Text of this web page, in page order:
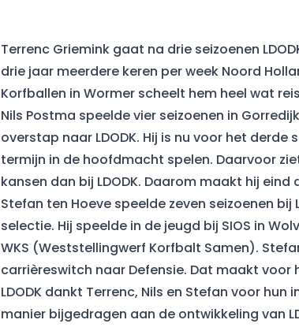
Terrenc Griemink gaat na drie seizoenen
drie jaar meerdere keren per week Noord
Korfballen in Wormer scheelt hem heel wat
Nils Postma speelde vier seizoenen in
overstap naar LDODK. Hij is nu voor het
termijn in de hoofdmacht spelen. Daarvoor
kansen dan bij LDODK. Daarom maakt hij
Stefan ten Hoeve speelde zeven seizoenen bij
selectie. Hij speelde in de jeugd bij SIOS in
WKS (Weststellingwerf Korfbalt Samen).
carrièreswitch naar Defensie. Dat maakt
LDODK dankt Terrenc, Nils en Stefan voor
manier bijgedragen aan de ontwikkeling van